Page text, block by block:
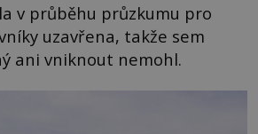
v průběhu průzkumu pro
uzavřena, takže sem
ani vniknout nemohl.